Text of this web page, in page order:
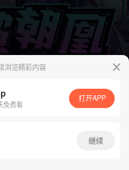
App免费看
腾漫App免费看
浏览精彩内容
免费看
打开APP
继续